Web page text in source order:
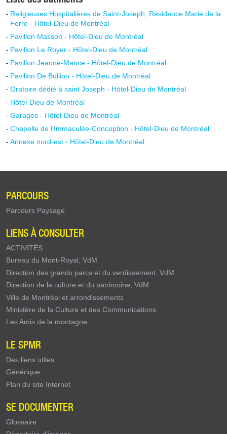
Religieuses Hospitalières de Saint-Joseph; Résidence Marie de la
Ferre - Hôtel-Dieu de Montréal
Pavillon Masson - Hôtel-Dieu de Montréal
Pavillon Le Royer - Hôtel-Dieu de Montréal
Pavillon Jeanne-Mance - Hôtel-Dieu de Montréal
Pavillon De Bullion - Hôtel-Dieu de Montréal
Oratoire dédié à saint Joseph - Hôtel-Dieu de Montréal
Hôtel-Dieu de Montréal
Garages - Hôtel-Dieu de Montréal
Chapelle de l’Immaculée-Conception - Hôtel-Dieu de Montréal
Annexe nord-est - Hôtel-Dieu de Montréal
PARCOURS
Parcours Paysage
LIENS À CONSULTER
ACTIVITÉS
Bureau du Mont-Royal, VdM
Direction des grands parcs et du verdissement, VdM
Direction de la culture et du patrimoine, VdM
Ville de Montréal et arrondissements
Ministère de la Culture et des Communications
Les Amis de la montagne
LE SPMR
Des liens utiles
Générique
Plan du site Internet
SE DOCUMENTER
Glossaire